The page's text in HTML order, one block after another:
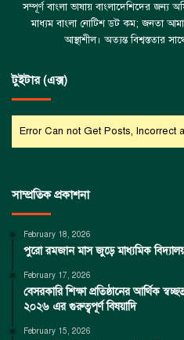
সম্পূর্ণ বাংলা ভাষায় বাংলাদেশিদের জন্য
মাধ্যম বাংলা নোটিশ ডট কম; জনতা
আস্থাশীল। অত্যন্ত বিশ্বস্ততার
টুইটার (এক্স)
Error Can not Get Posts, Incorrect
সাম্প্রতিক প্রকাশনা
February 18, 2026
পুরো রমজান মাস জুড়ে মাধ্যমিক
February 17, 2026
বেসরকারি শিক্ষা প্রতিষ্ঠানের আর্থিক
২০২৬ এর গুরুত্বপূর্ণ বিষয়াদি
February 15, 2026